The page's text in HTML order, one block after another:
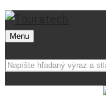
Menu